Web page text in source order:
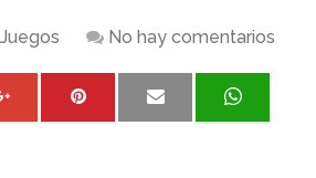
Juegos No hay comentarios